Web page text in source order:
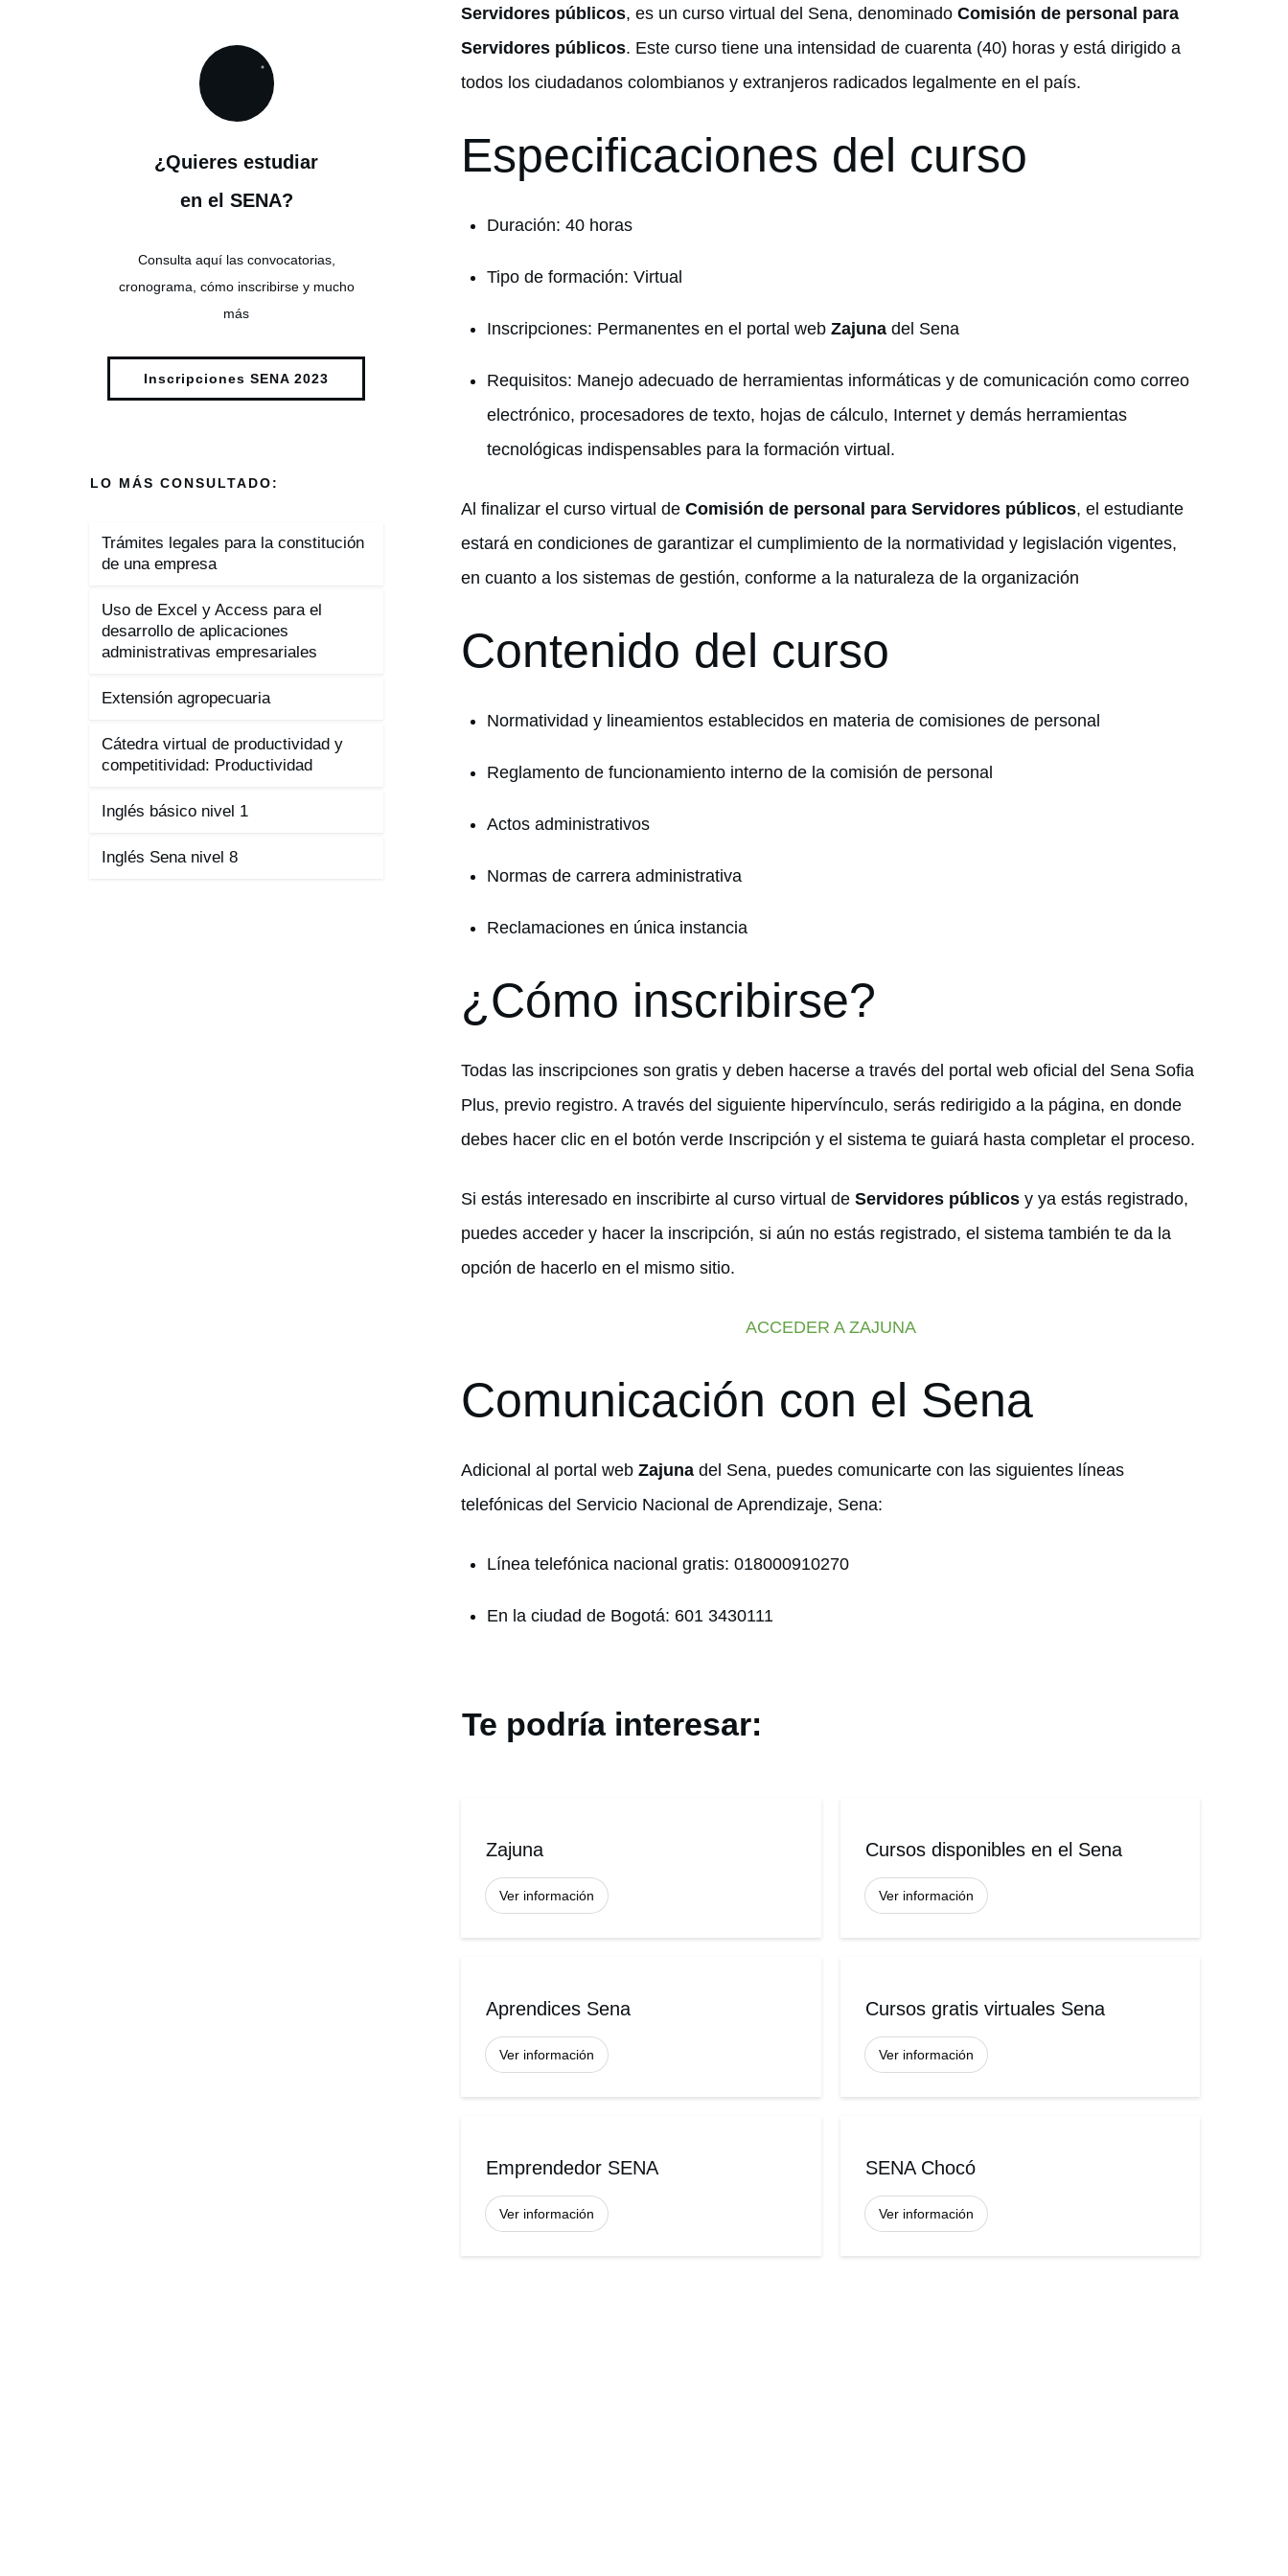
Servidores públicos, es un curso virtual del Sena, denominadoComisión de personal para
Servidores públicos. Este curso tiene una intensidad de cuarenta (40) horas y está dirigido a
todos los ciudadanos colombianos y extranjeros radicados legalmente en el país.
Especificaciones del curso
Duración: 40 horas
Tipo de formación: Virtual
Inscripciones: Permanentes en el portal webZajuna del Sena
Requisitos: Manejo adecuado de herramientas informáticas y de comunicación como correo
electrónico, procesadores de texto, hojas de cálculo, Internet y demás herramientas
tecnológicas indispensables para la formación virtual.
Al finalizar el curso virtual deComisión de personal para Servidores públicos, el estudiante
estará en condiciones de garantizar el cumplimiento de la normatividad y legislación vigentes,
en cuanto a los sistemas de gestión, conforme a la naturaleza de la organización
Contenido del curso
Normatividad y lineamientos establecidos en materia de comisiones de personal
Reglamento de funcionamiento interno de la comisión de personal
Actos administrativos
Normas de carrera administrativa
Reclamaciones en única instancia
¿Cómo inscribirse?
Todas las inscripciones son gratis y deben hacerse a través del portal web oficial del Sena Sofia
Plus, previo registro. A través del siguiente hipervínculo, serás redirigido a la página, en donde
debes hacer clic en el botón verde Inscripción y el sistema te guiará hasta completar el proceso.
Si estás interesado en inscribirte al curso virtual deServidores públicos y ya estás registrado,
puedes acceder y hacer la inscripción, si aún no estás registrado, el sistema también te da la
opción de hacerlo en el mismo sitio.
ACCEDER A ZAJUNA
Comunicación con el Sena
Adicional al portal webZajuna del Sena, puedes comunicarte con las siguientes líneas
telefónicas del Servicio Nacional de Aprendizaje, Sena:
Línea telefónica nacional gratis: 018000910270
En la ciudad de Bogotá: 601 3430111
Te podría interesar:
Zajuna
Ver información
Cursos disponibles en el Sena
Ver información
Aprendices Sena
Ver información
Cursos gratis virtuales Sena
Ver información
Emprendedor SENA
Ver información
SENA Chocó
Ver información
¿Quieres estudiar
en el SENA?
Consulta aquí las convocatorias,
cronograma, cómo inscribirse y mucho
más
Inscripciones SENA 2023
LO MÁS CONSULTADO:
Trámites legales para la constitución
de una empresa
Uso de Excel y Access para el
desarrollo de aplicaciones
administrativas empresariales
Extensión agropecuaria
Cátedra virtual de productividad y
competitividad: Productividad
Inglés básico nivel 1
Inglés Sena nivel 8